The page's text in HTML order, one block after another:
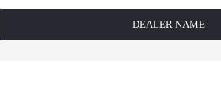
DEALER NAME